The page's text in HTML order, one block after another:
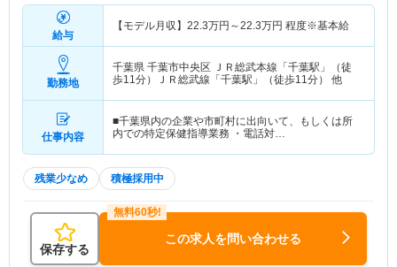
給与
【モデル月収】 22.3万円～22.3万円 程度※基本給
勤務地
千葉県 千葉市中央区 ＪＲ総武本線「千葉駅」（徒
歩11分）ＪＲ総武線「千葉駅」（徒歩11分） 他
仕事内容
■千葉県内の企業や市町村に出向いて、もしくは所
内での特定保健指導業務 ・電話対…
残業少なめ 積極採用中
保存する
この求人を問い合わせる